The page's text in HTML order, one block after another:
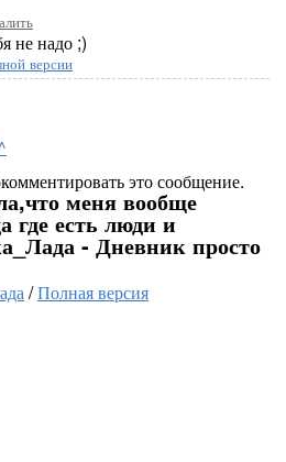
не надо ;)
версии
это сообщение.
меня вообще
где есть люди и
- Дневник просто
/Полная версия